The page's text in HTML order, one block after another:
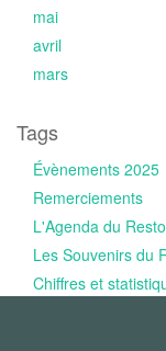
mai
avril
mars
Tags
Évènements 2025
Remerciements
L'Agenda du Resto
Les Souvenirs du
Chiffres et